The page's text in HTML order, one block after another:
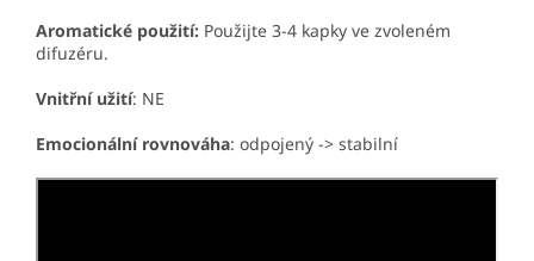
Aromatické použití: Použijte 3-4 kapky ve zvoleném
difuzéru.
Vnitřní užití: NE
Emocionální rovnováha: odpojený -> stabilní